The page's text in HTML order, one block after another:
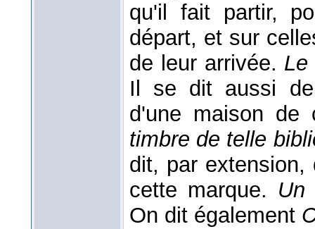
qu'il fait partir,
départ, et sur
de leur arrivée. Le
Il se dit aussi de
d'une maison
timbre de telle
dit, par
cette marque. Un
On dit également